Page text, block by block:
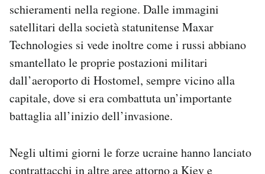
schieramenti nella regione. Dalle immagini
satellitari della società statunitense Maxar
Technologies si vede inoltre come i russi abbiano
smantellato le proprie postazioni militari
dall’aeroporto di Hostomel, sempre vicino alla
capitale, dove si era combattuta un’importante
battaglia all’inizio dell’invasione.
Negli ultimi giorni le forze ucraine hanno lanciato
contrattacchi in altre aree attorno a Kiev e